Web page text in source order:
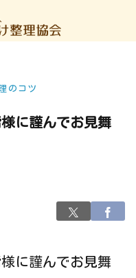
のコツ
に謹んでお見舞
に謹んでお見舞